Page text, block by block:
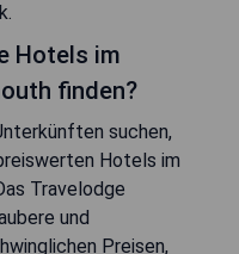
Hotels im
finden?
suchen,
Hotels im
Travelodge
und
Preisen,